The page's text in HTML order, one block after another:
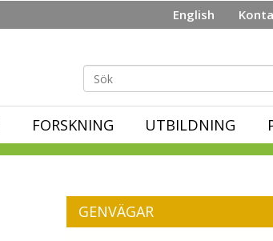
English
Sökformulär
FORSKNING UTBILDNING
GENVÄGAR